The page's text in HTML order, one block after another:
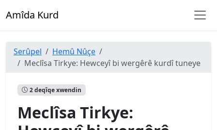
Amîda Kurd
Serûpel
Hemû Nûçe
Meclîsa Tirkye: Hewceyî bi wergêrê kurdî tuneye
2 deqîqe xwendin
Meclîsa Tirkye: